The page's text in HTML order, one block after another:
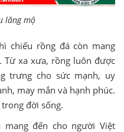
lăng mộ
chiếu rồng đá còn mang
Từ xa xưa, rồng luôn được
trưng cho sức mạnh, uy
may mắn và hạnh phúc.
đời sống.
đến cho người Việt